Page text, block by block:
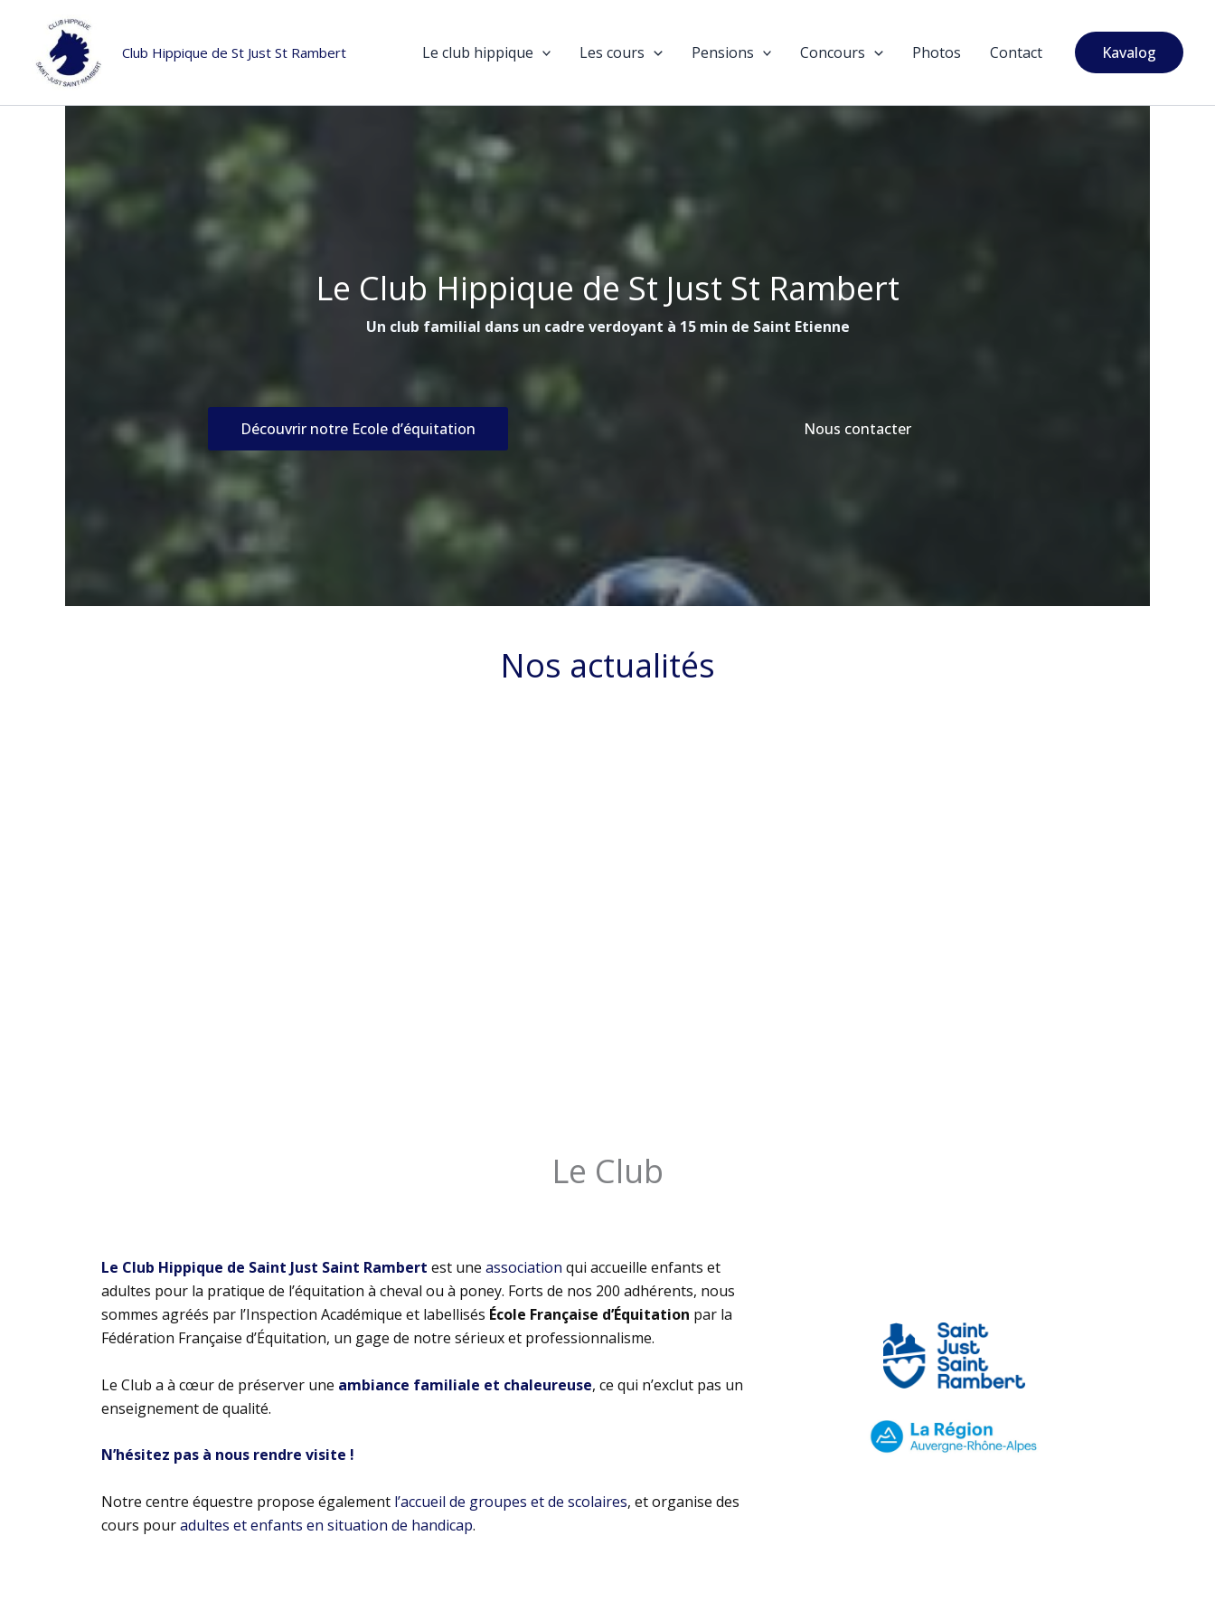
contenu
Club Hippique de St Just St Rambert Le club hippique Les cours Pensions Concours Photos Contact Kavalog
Le Club Hippique de St Just St Rambert
Un club familial dans un cadre verdoyant à 15 min de Saint Etienne
Découvrir notre Ecole d’équitation Nous contacter
Nos actualités
Le Club
Le Club Hippique de Saint Just Saint Rambert est une association qui accueille enfants et
adultes pour la pratique de l’équitation à cheval ou à poney. Forts de nos 200 adhérents, nous
sommes agréés par l’Inspection Académique et labellisés École Française d’Équitation par la
Fédération Française d’Équitation, un gage de notre sérieux et professionnalisme.
Le Club a à cœur de préserver une ambiance familiale et chaleureuse, ce qui n’exclut pas un
enseignement de qualité.
N’hésitez pas à nous rendre visite !
Notre centre équestre propose également l’accueil de groupes et de scolaires, et organise des
cours pouradultes et enfants en situation de handicap.